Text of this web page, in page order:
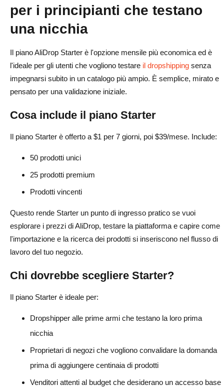
per i principianti che testano
una nicchia
Il piano AliDrop Starter è l'opzione mensile più economica ed è
l'ideale per gli utenti che vogliono testare il dropshipping senza
impegnarsi subito in un catalogo più ampio. È semplice, mirato e
pensato per una validazione iniziale.
Cosa include il piano Starter
Il piano Starter è offerto a $1 per 7 giorni, poi $39/mese. Include:
50 prodotti unici
25 prodotti premium
Prodotti vincenti
Questo rende Starter un punto di ingresso pratico se vuoi
esplorare i prezzi di AliDrop, testare la piattaforma e capire come
l'importazione e la ricerca dei prodotti si inseriscono nel flusso di
lavoro del tuo negozio.
Chi dovrebbe scegliere Starter?
Il piano Starter è ideale per:
Dropshipper alle prime armi che testano la loro prima
nicchia
Proprietari di negozi che vogliono convalidare la domanda
prima di aggiungere centinaia di prodotti
Venditori attenti al budget che desiderano un accesso base